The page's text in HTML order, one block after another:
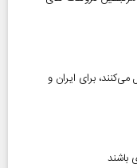
برای ایران و
باشند